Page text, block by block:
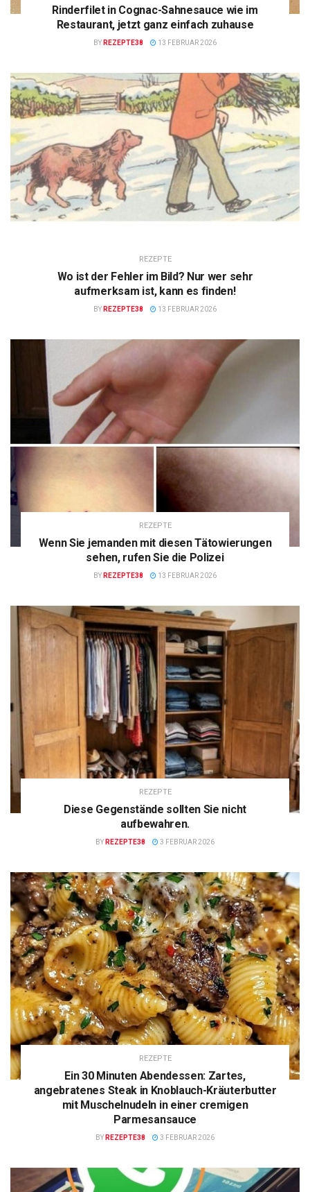
Rinderfilet in Cognac-Sahnesauce wie im
Restaurant, jetzt ganz einfach zuhause
BY REZEPTE38 13 FEBRUAR 2026
REZEPTE
Wo ist der Fehler im Bild? Nur wer sehr
aufmerksam ist, kann es finden!
BY REZEPTE38 13 FEBRUAR 2026
REZEPTE
Wenn Sie jemanden mit diesen Tätowierungen
sehen, rufen Sie die Polizei
BY REZEPTE38 13 FEBRUAR 2026
REZEPTE
Diese Gegenstände sollten Sie nicht
aufbewahren.
BY REZEPTE38 3 FEBRUAR 2026
REZEPTE
Ein 30 Minuten Abendessen: Zartes,
angebratenes Steak in Knoblauch-Kräuterbutter
mit Muschelnudeln in einer cremigen
Parmesansauce
BY REZEPTE38 3 FEBRUAR 2026